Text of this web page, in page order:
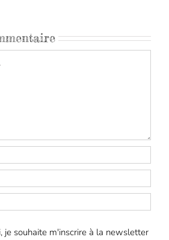
je souhaite m'inscrire à la newsletter